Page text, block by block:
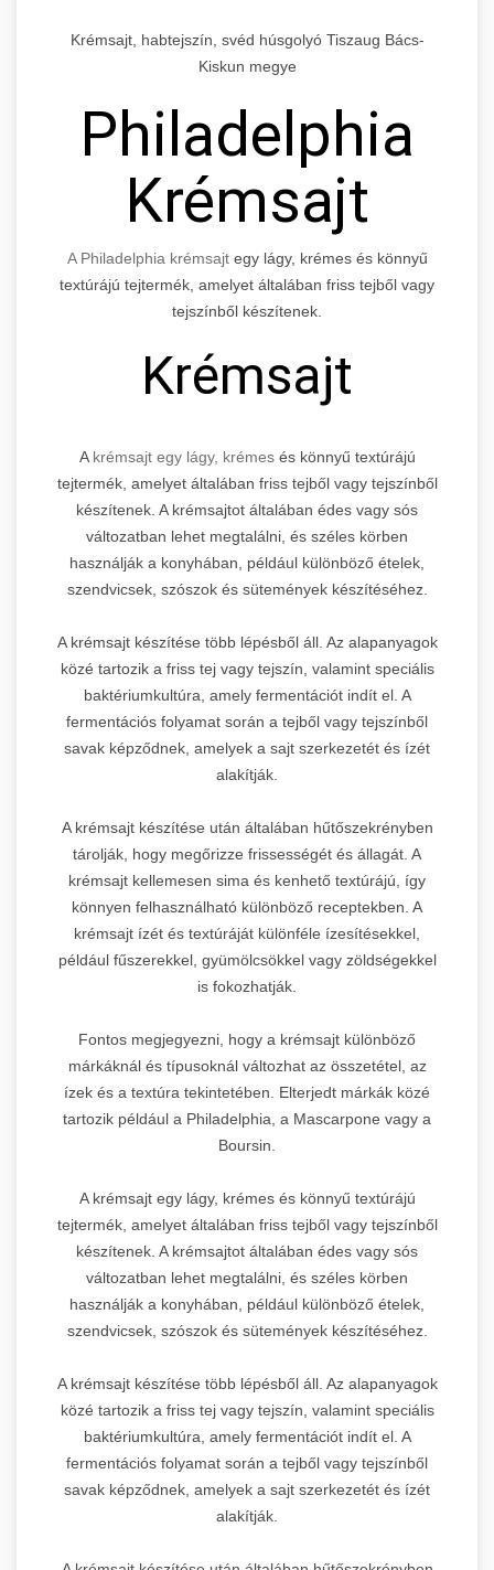
Krémsajt, habtejszín, svéd húsgolyó Tiszaug Bács-
Kiskun megye
Philadelphia
Krémsajt
A Philadelphia krémsajt egy lágy, krémes és könnyű
textúrájú tejtermék, amelyet általában friss tejből vagy
tejszínből készítenek.
Krémsajt
A krémsajt egy lágy, krémesés könnyű textúrájú
tejtermék, amelyet általában friss tejből vagy tejszínből
készítenek. A krémsajtot általában édes vagy sós
változatban lehet megtalálni, és széles körben
használják a konyhában, például különböző ételek,
szendvicsek, szószok és sütemények készítéséhez.
A krémsajt készítése több lépésből áll. Az alapanyagok
közé tartozik a friss tej vagy tejszín, valamint speciális
baktériumkultúra, amely fermentációt indít el. A
fermentációs folyamat során a tejből vagy tejszínből
savak képződnek, amelyek a sajt szerkezetét és ízét
alakítják.
A krémsajt készítése után általában hűtőszekrényben
tárolják, hogy megőrizze frissességét és állagát. A
krémsajt kellemesen sima és kenhető textúrájú, így
könnyen felhasználható különböző receptekben. A
krémsajt ízét és textúráját különféle ízesítésekkel,
például fűszerekkel, gyümölcsökkel vagy zöldségekkel
is fokozhatják.
Fontos megjegyezni, hogy a krémsajt különböző
márkáknál és típusoknál változhat az összetétel, az
ízek és a textúra tekintetében. Elterjedt márkák közé
tartozik például a Philadelphia, a Mascarpone vagy a
Boursin.
A krémsajt egy lágy, krémes és könnyű textúrájú
tejtermék, amelyet általában friss tejből vagy tejszínből
készítenek. A krémsajtot általában édes vagy sós
változatban lehet megtalálni, és széles körben
használják a konyhában, például különböző ételek,
szendvicsek, szószok és sütemények készítéséhez.
A krémsajt készítése több lépésből áll. Az alapanyagok
közé tartozik a friss tej vagy tejszín, valamint speciális
baktériumkultúra, amely fermentációt indít el. A
fermentációs folyamat során a tejből vagy tejszínből
savak képződnek, amelyek a sajt szerkezetét és ízét
alakítják.